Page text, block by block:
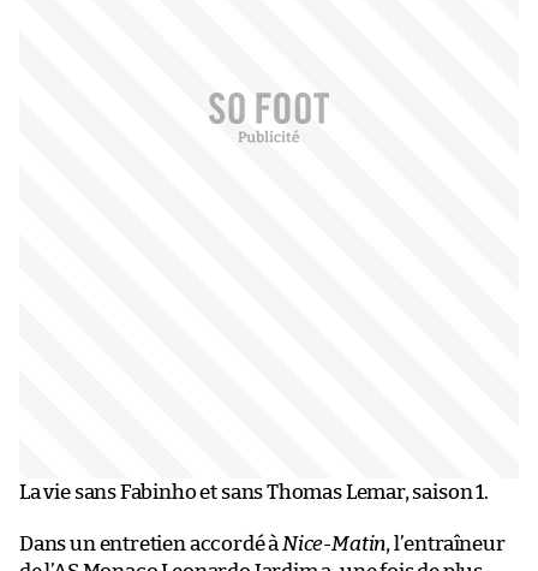
La vie sans Fabinho et sans Thomas Lemar, saison 1.
Dans un entretien accordé à Nice-Matin, l’entraîneur